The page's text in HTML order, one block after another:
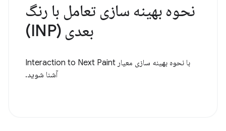
نحوه بهینه سازی تعامل با رنگ
بعدی (INP)
با نحوه بهینه سازی معیار Interaction to Next Paint
آشنا شوید.